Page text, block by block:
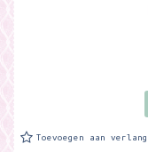
Toevoegen aan